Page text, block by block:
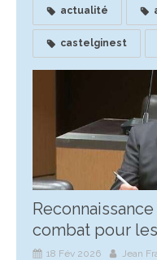
actualité
castelginest
combat pour
18 Fév 2026
Jean